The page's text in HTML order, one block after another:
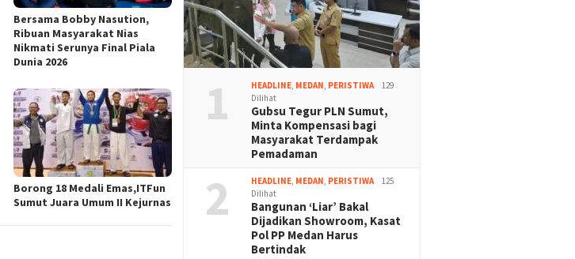
Bersama Bobby Nasution,
Ribuan Masyarakat Nias
Nikmati Serunya Final Piala
Dunia 2026
Borong 18 Medali Emas,ITFun
Sumut Juara Umum II Kejurnas
1 HEADLINE, MEDAN, PERISTIWA
129
Dilihat
Gubsu Tegur PLN Sumut,
Minta Kompensasi bagi
Masyarakat Terdampak
Pemadaman
2 HEADLINE, MEDAN, PERISTIWA
125
Dilihat
Bangunan ‘Liar’ Bakal
Dijadikan Showroom, Kasat
Pol PP Medan Harus
Bertindak